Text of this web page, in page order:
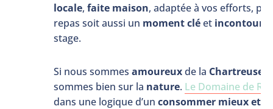
locale,faite maison, adaptée à vos efforts,
repas soit aussi un moment cléet
stage.
Si nous sommesamoureuxde la Chartreuse
sommes bien sur la nature. Le Domaine de
dans une logique d’unconsommer mieux et